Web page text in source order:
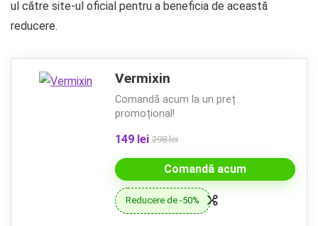
ul către site-ul oficial pentru a beneficia de această
reducere.
Vermixin
Comandă acum la un preț
promoțional!
149 lei 298 lei
Comandă acum
Reducere de -50%